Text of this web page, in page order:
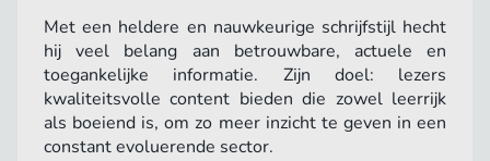
Met een heldere en nauwkeurige schrijfstijl hecht
hij veel belang aan betrouwbare, actuele en
toegankelijke informatie. Zijn doel: lezers
kwaliteitsvolle content bieden die zowel leerrijk
als boeiend is, om zo meer inzicht te geven in een
constant evoluerende sector.